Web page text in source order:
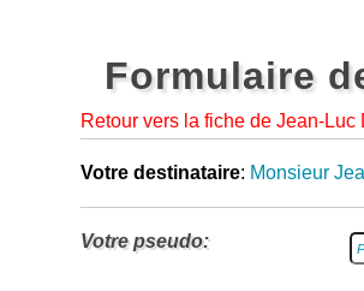
Formulaire
Retour vers la fiche de Jean-Luc
Votre destinataire: Monsieur
Votre pseudo: